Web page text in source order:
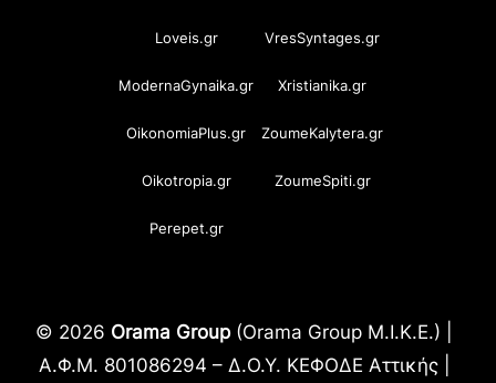
Loveis.gr VresSyntages.gr
ModernaGynaika.gr Xristianika.gr
OikonomiaPlus.gr ZoumeKalytera.gr
Oikotropia.gr ZoumeSpiti.gr
Perepet.gr
© 2026 Orama Group(Orama Group Μ.Ι.Κ.Ε.) |
Α.Φ.Μ. 801086294 – Δ.Ο.Υ. ΚΕΦΟΔΕ Αττικής |